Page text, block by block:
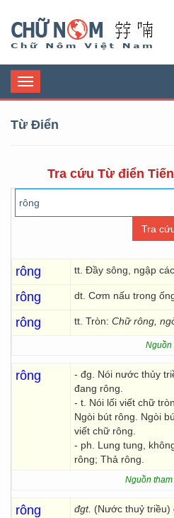
Toggle
navigation
Từ Điển
Tra cứu Từ điển
rông tt. Đầy sông, ngập
rông dt. Cơm nấu trong
rông tt. Tròn: Chữ rông,
Nguồn
rông
- đg. Nói nước thủy
đang rông.
- t. Nói lối viết chữ
Ngòi bút rông. Ngòi
viết chữ rông.
- ph. Lung tung,
rông; Thả rông.
Nguồn
rông đgt. (Nước thuỷ triều)